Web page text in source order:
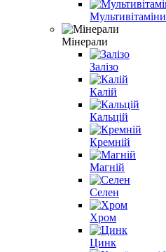
Мультивітаміни
Мінерали
Залізо
Калій
Кальцій
Кремній
Магній
Селен
Хром
Цинк